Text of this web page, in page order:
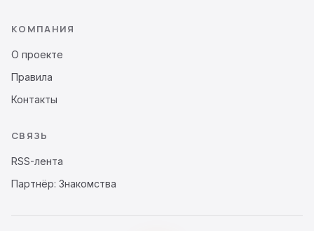
КОМПАНИЯ
О проекте
Правила
Контакты
СВЯЗЬ
RSS-лента
Партнёр: Знакомства